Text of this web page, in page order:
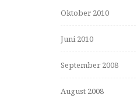
Oktober 2010
Juni 2010
September 2008
August 2008